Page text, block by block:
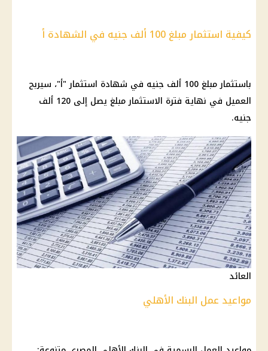
كيفية استثمار مبلغ 100 ألف جنيه في الشهادة أ
باستثمار مبلغ 100 ألف جنيه في شهادة استثمار "أ"، سيربح
العميل في نهاية فترة الاستثمار مبلغ يصل إلى 120 ألف
جنيه.
العائد
مواعيد عمل البنك الأهلي